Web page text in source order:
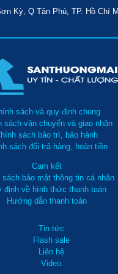
Kỳ, Q Tân Phú, TP. Hồ Chí
sách và quy định chung
sách vận chuyển và giao nhận
sách bảo trì, bảo hành
sách đổi trả hàng, hoàn tiền
Cam kết
sách bảo mật thông tin cá nhân
định về hình thức thanh toán
Hướng dẫn thanh toán
Tin tức
Flash sale
Liên hệ
Video